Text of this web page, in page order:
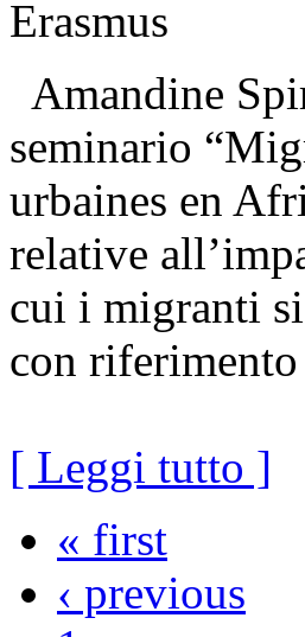
Amandine
seminario
urbaines en
relative
cui i migranti
con
[ Leggi tutto ]
« first
‹ previous